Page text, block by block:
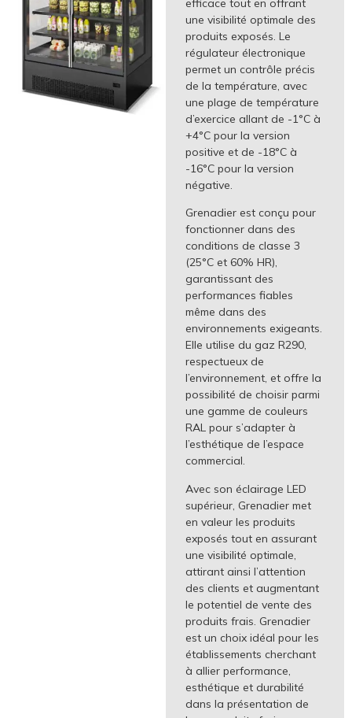
efficace tout en offrant
une visibilité optimale des
produits exposés. Le
régulateur électronique
permet un contrôle précis
de la température, avec
une plage de température
d’exercice allant de -1°C à
+4°C pour la version
positive et de -18°C à
-16°C pour la version
négative.
Grenadier est conçu pour
fonctionner dans des
conditions de classe 3
(25°C et 60% HR),
garantissant des
performances fiables
même dans des
environnements exigeants.
Elle utilise du gaz R290,
respectueux de
l’environnement, et offre la
possibilité de choisir parmi
une gamme de couleurs
RAL pour s’adapter à
l’esthétique de l’espace
commercial.
Avec son éclairage LED
supérieur, Grenadier met
en valeur les produits
exposés tout en assurant
une visibilité optimale,
attirant ainsi l’attention
des clients et augmentant
le potentiel de vente des
produits frais. Grenadier
est un choix idéal pour les
établissements cherchant
à allier performance,
esthétique et durabilité
dans la présentation de